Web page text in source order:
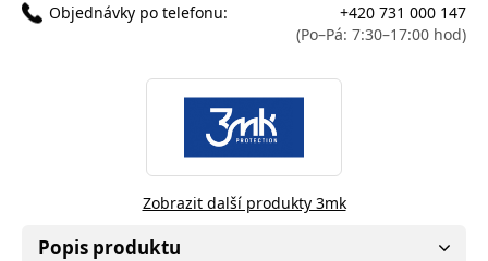
Objednávky po telefonu:
+420 731 000 147
(Po–Pá: 7:30–17:00 hod)
Zobrazit další produkty 3mk
Popis produktu